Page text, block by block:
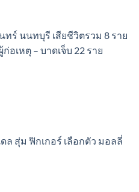
ทร์ นนทบุรี เสียชีวิตรวม 8 ราย
อเหตุ – บาดเจ็บ 22 ราย
ล สุ่ม ฟิกเกอร์ เลือกตัว มอลลี่